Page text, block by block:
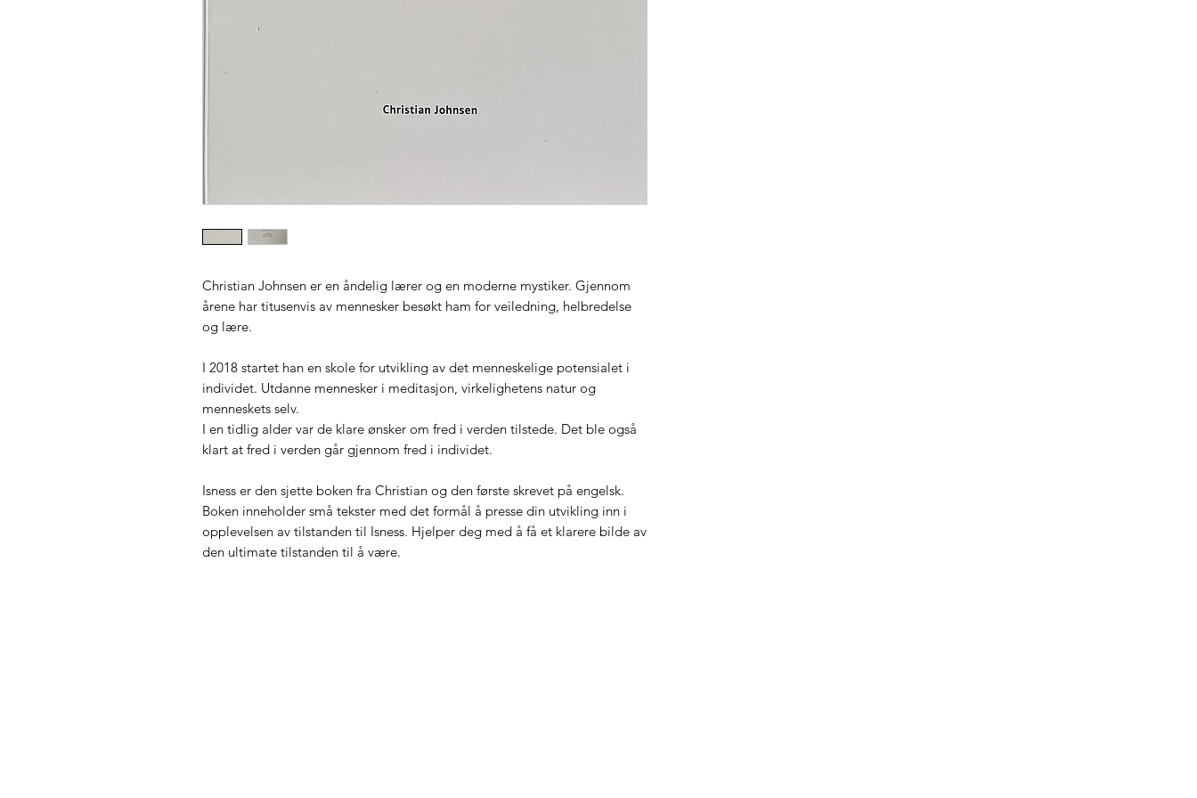
Christian Johnsen er en åndelig lærer og en moderne mystiker. Gjennom
årene har titusenvis av mennesker besøkt ham for veiledning, helbredelse
og lære.
I 2018 startet han en skole for utvikling av det menneskelige potensialet i
individet. Utdanne mennesker i meditasjon, virkelighetens natur og
menneskets selv.
I en tidlig alder var de klare ønsker om fred i verden tilstede. Det ble også
klart at fred i verden går gjennom fred i individet.
Isness er den sjette boken fra Christian og den første skrevet på engelsk.
Boken inneholder små tekster med det formål å presse din utvikling inn i
opplevelsen av tilstanden til Isness. Hjelper deg med å få et klarere bilde av
den ultimate tilstanden til å være.